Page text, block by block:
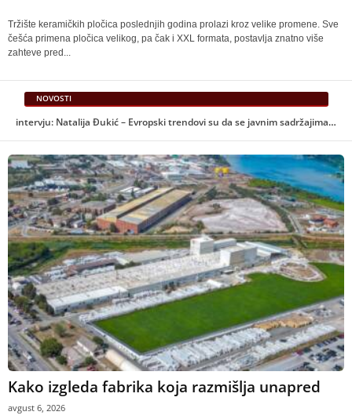
Tržište keramičkih pločica poslednjih godina prolazi kroz velike promene. Sve
češća primena pločica velikog, pa čak i XXL formata, postavlja znatno više
zahteve pred...
NOVOSTI
Seminar “Arhitekti / Projektanti / Praktičari” u Palati nauke – BINA 2026
Kako izgleda fabrika koja razmišlja unapred
avgust 6, 2026